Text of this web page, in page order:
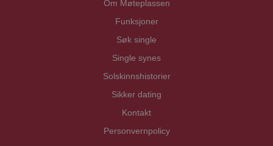
Om Møteplassen
Funksjoner
Søk single
Single synes
Solskinnshistorier
Sikker dating
Kontakt
Personvernpolicy